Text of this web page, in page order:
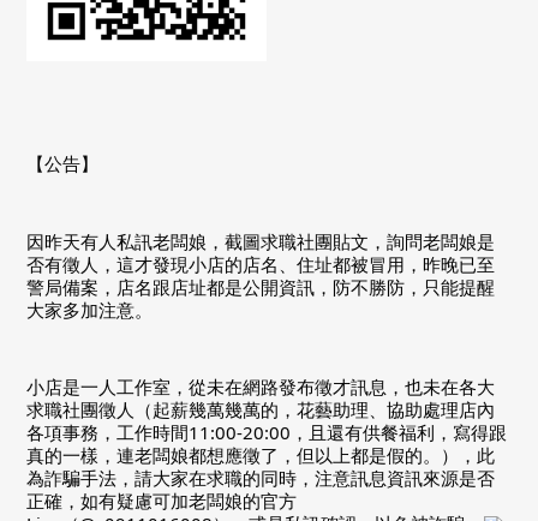
【公告】
因昨天有人私訊老闆娘，截圖求職社團貼文，詢問老闆娘是
否有徵人，這才發現小店的店名、住址都被冒用，昨晚已至
警局備案，店名跟店址都是公開資訊，防不勝防，只能提醒
大家多加注意。
小店是一人工作室，從未在網路發布徵才訊息，也未在各大
求職社團徵人（起薪幾萬幾萬的，花藝助理、協助處理店內
各項事務，工作時間11:00-20:00，且還有供餐福利，寫得跟
真的一樣，連老闆娘都想應徵了，但以上都是假的。），此
為詐騙手法，請大家在求職的同時，注意訊息資訊來源是否
正確，如有疑慮可加老闆娘的官方